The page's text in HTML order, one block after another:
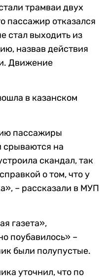
трамваи двух
пассажир отказался
стал выходить из
назвав действия
Движение
в казанском
пассажиры
срываются на
скандал, так
о том, что у
– рассказали в МУП
газета»,
поубавилось» –
были полупустые.
уточнил, что по